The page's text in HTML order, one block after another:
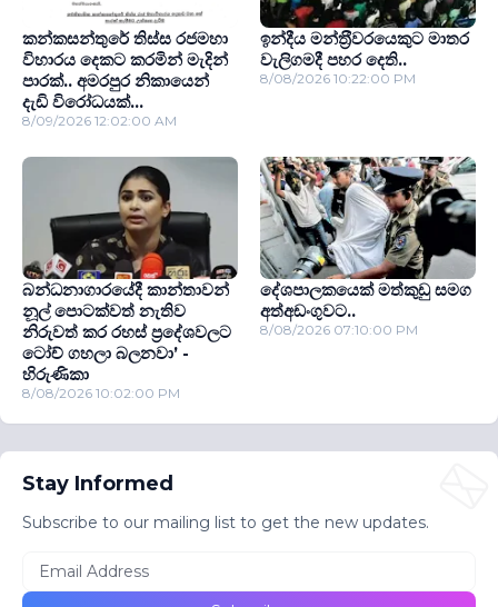
කන්කසන්තුරේ තිස්ස රජමහා
විහාරය දෙකට කරමින් මැදින්
පාරක්.. අමරපුර නිකායෙන්
දැඩි විරෝධයක්...
8/09/2026 12:02:00 AM
ඉන්දීය මන්ත‍්‍රීවරයෙකුට මාතර
වැලිගමදී පහර දෙති..
8/08/2026 10:22:00 PM
බන්ධනාගාරයේදී කාන්තාවන්
නූල් පොටක්වත් නැතිව
නිරුවත් කර රහස් ප‍්‍රදේශවලට
ටෝච් ගහලා බලනවා’ -
හිරුණිකා
8/08/2026 10:02:00 PM
දේශපාලකයෙක් මත්කුඩු සමග
අත්අඩංගුවට..
8/08/2026 07:10:00 PM
Stay Informed
Subscribe to our mailing list to get the new updates.